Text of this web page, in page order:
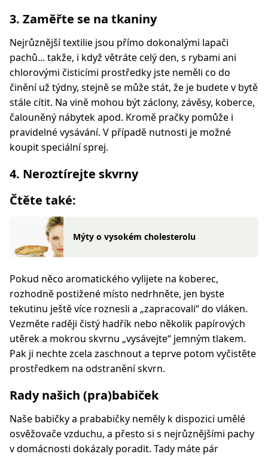
3. Zaměřte se na tkaniny
Nejrůznější textilie jsou přímo dokonalými lapači
pachů... takže, i když větráte celý den, s rybami ani
chlorovými čisticími prostředky jste neměli co do
činění už týdny, stejně se může stát, že je budete v bytě
stále cítit. Na vině mohou být záclony, závěsy, koberce,
čalouněný nábytek apod. Kromě pračky pomůže i
pravidelné vysávání. V případě nutnosti je možné
koupit speciální sprej.
4. Neroztírejte skvrny
Čtěte také:
Mýty o vysokém cholesterolu
Pokud něco aromatického vylijete na koberec,
rozhodně postižené místo nedrhněte, jen byste
tekutinu ještě více roznesli a „zapracovali“ do vláken.
Vezměte raději čistý hadřík nebo několik papírových
utěrek a mokrou skvrnu „vysávejte“ jemným tlakem.
Pak ji nechte zcela zaschnout a teprve potom vyčistěte
prostředkem na odstranění skvrn.
Rady našich (pra)babiček
Naše babičky a prababičky neměly k dispozici umělé
osvěžovače vzduchu, a přesto si s nejrůznějšími pachy
v domácnosti dokázaly poradit. Tady máte pár